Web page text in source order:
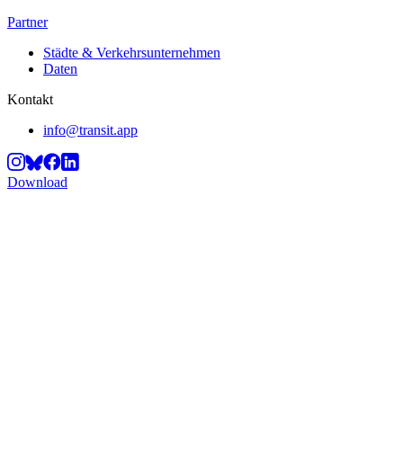
Partner
Städte & Verkehrsunternehmen
Daten
Kontakt
info@transit.app
Download